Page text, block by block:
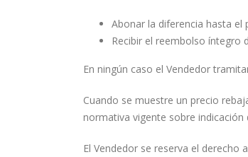
Abonar la diferencia hasta
Recibir el reembolso íntegro
En ningún caso el Vendedor
Cuando se muestre un precio
normativa vigente sobre
El Vendedor se reserva el